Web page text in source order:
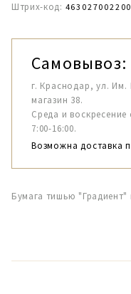
Штрих-код:
Самовывоз:
г. Краснодар, ул. Им.
магазин 38.
Среда и
7:00-16:00.
Возможна доставка
Бумага тишью "Градиент"